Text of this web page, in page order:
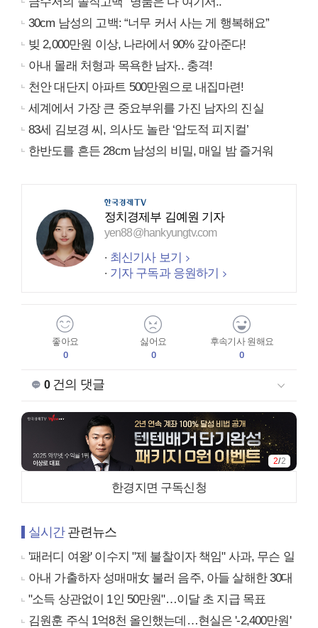
30cm 남성의 고백: “너무 커서 사는 게 행복해요”
빚 2,000만원 이상, 나라에서 90% 갚아준다!
아내 몰래 처형과 목욕한 남자.. 충격!
천안 대단지 아파트 500만원으로 내집마련!
세계에서 가장 큰 중요부위를 가진 남자의 진실
83세 김보경 씨, 의사도 놀란 ‘압도적 피지컬’
한반도를 흔든 28cm 남성의 비밀, 매일 밤 즐거워
정치경제부 김예원 기자
yen88@hankyungtv.com
최신기사 보기
기자 구독과 응원하기
좋아요
0
싫어요
0
후속기사 원해요
0
0건의 댓글
2/2
한경지면 구독신청
실시간관련뉴스
'패러디 여왕' 이수지 "제 불찰이자 책임" 사과, 무슨 일
아내 가출하자 성매매女 불러 음주, 아들 살해한 30대
"소득 상관없이 1인 50만원"…이달 초 지급 목표
김원훈 주식 1억8천 올인했는데…현실은 '-2,400만원'